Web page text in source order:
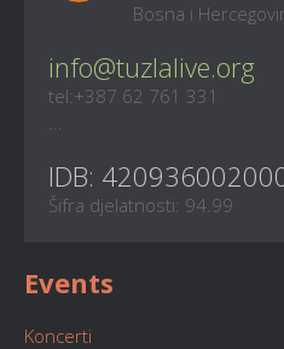
Bosna i
info@tuzlalive.org
tel:+387 62 761 331
...
IDB:
Šifra djelatnosti: 94.99
Events
Koncerti